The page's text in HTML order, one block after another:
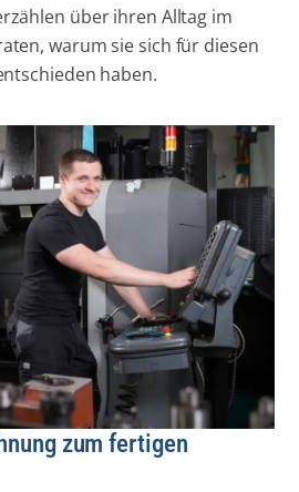
über ihren Alltag im
warum sie sich für diesen
haben.
zum fertigen